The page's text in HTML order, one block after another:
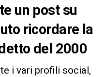
un post su
ricordare la
del 2000
i vari profili social,